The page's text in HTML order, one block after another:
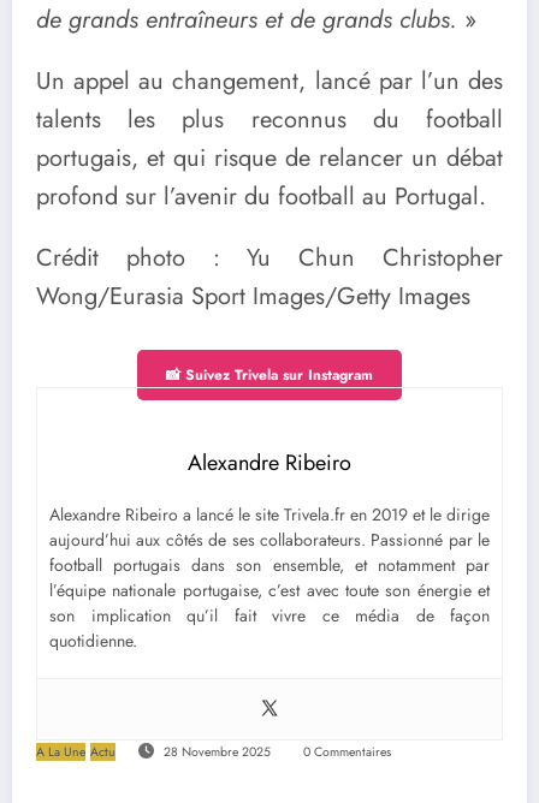
de grands entraîneurs et de grands clubs. »
Un appel au changement, lancé par l’un des
talents les plus reconnus du football
portugais, et qui risque de relancer un débat
profond sur l’avenir du football au Portugal.
Crédit photo : Yu Chun Christopher
Wong/Eurasia Sport Images/Getty Images
📸 Suivez Trivela sur Instagram
Alexandre Ribeiro
Alexandre Ribeiro a lancé le site Trivela.fr en 2019 et le dirige
aujourd’hui aux côtés de ses collaborateurs. Passionné par le
football portugais dans son ensemble, et notamment par
l’équipe nationale portugaise, c’est avec toute son énergie et
son implication qu’il fait vivre ce média de façon
quotidienne.
A La Une Actu 28 Novembre 2025 0 Commentaires